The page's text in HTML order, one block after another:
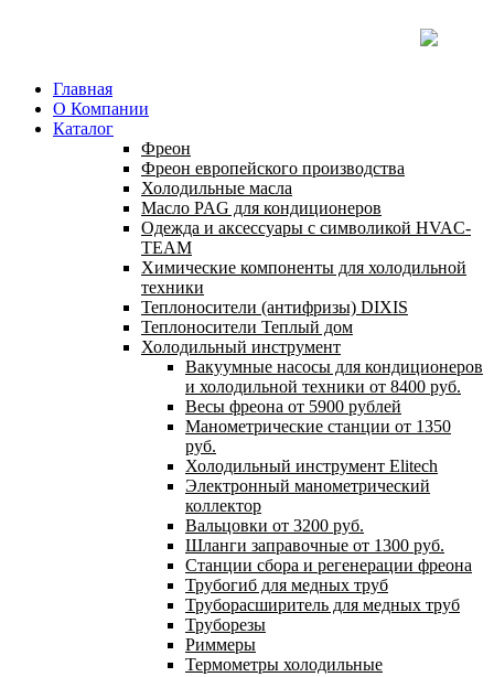
Главная
О Компании
Каталог
Фреон
Фреон европейского производства
Холодильные масла
Масло PAG для кондиционеров
Одежда и аксессуары с символикой HVAC-
TEAM
Химические компоненты для холодильной
техники
Теплоносители (антифризы) DIXIS
Теплоносители Теплый дом
Холодильный инструмент
Вакуумные насосы для кондиционеров
и холодильной техники от 8400 руб.
Весы фреона от 5900 рублей
Манометрические станции от 1350
руб.
Холодильный инструмент Elitech
Электронный манометрический
коллектор
Вальцовки от 3200 руб.
Шланги заправочные от 1300 руб.
Станции сбора и регенерации фреона
Трубогиб для медных труб
Труборасширитель для медных труб
Труборезы
Риммеры
Термометры холодильные